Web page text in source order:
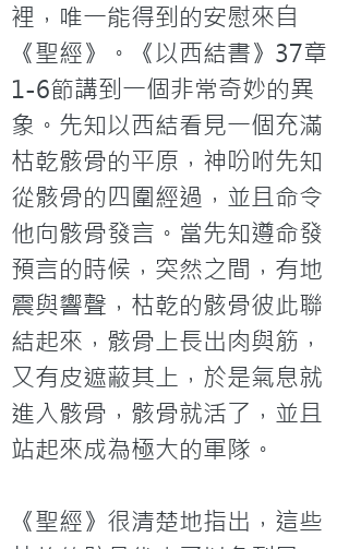
裡，唯一能得到的安慰來自
《聖經》。《以西結書》37章
1-6節講到一個非常奇妙的異
象。先知以西結看見一個充滿
枯乾骸骨的平原，神吩咐先知
從骸骨的四圍經過，並且命令
他向骸骨發言。當先知遵命發
預言的時候，突然之間，有地
震與響聲，枯乾的骸骨彼此聯
結起來，骸骨上長出肉與筋，
又有皮遮蔽其上，於是氣息就
進入骸骨，骸骨就活了，並且
站起來成為極大的軍隊。
《聖經》很清楚地指出，這些